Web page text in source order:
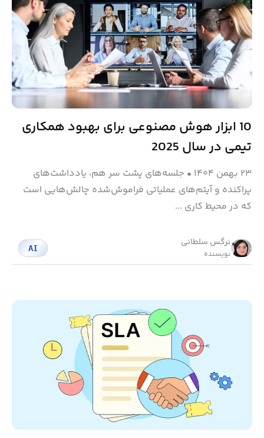
10 ابزار هوش مصنوعی برای بهبود همکاری
تیمی در سال 2025
۲۳ بهمن ۱۴۰۴ • جلسه‌های پشت سر هم، یادداشت‌های
پراکنده و آیتم‌های عملیاتی فراموش‌شده چالش‌هایی است
که در محیط کاری ...
نرگس سلطانی
نویسنده
AI